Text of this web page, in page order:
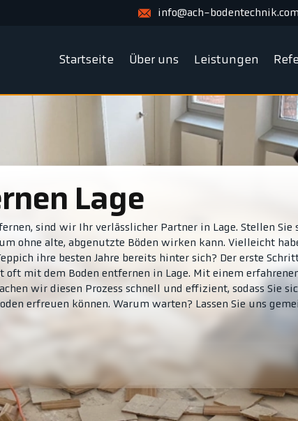
info@ach-bodentechnik.com
Startseite Über uns Leistungen
Lage
sind wir Ihr verlässlicher Partner in Lage. Stellen Sie
ohne alte, abgenutzte Böden wirken kann. Vielleicht
ihre besten Jahre bereits hinter sich? Der erste
mit dem Boden entfernen in Lage. Mit einem
wir diesen Prozess schnell und effizient, sodass Sie
erfreuen können. Warum warten? Lassen Sie uns